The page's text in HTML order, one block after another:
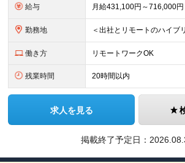
給与
勤務地
働き方 リモートワークOK
残業時間 20時間以内
求人を見る
掲載終了予定日：